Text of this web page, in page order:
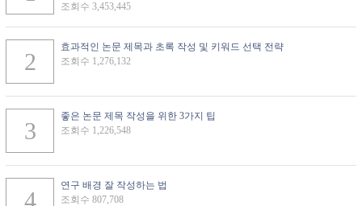
조회수 3,453,445
효과적인 논문 제목과 초록 작성 및 키워드 선택 전략
조회수 1,276,132
좋은 논문 제목 작성을 위한 3가지 팁
조회수 1,226,548
연구 배경 잘 작성하는 법
조회수 807,708